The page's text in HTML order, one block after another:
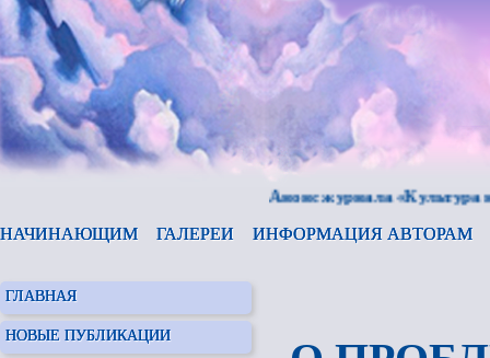
Анонс журнала «Культура и
НАЧИНАЮЩИМ ГАЛЕРЕИ ИНФОРМАЦИЯ АВТОРАМ
ГЛАВНАЯ
НОВЫЕ ПУБЛИКАЦИИ